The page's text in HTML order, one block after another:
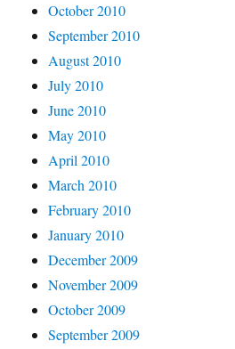
October 2010
September 2010
August 2010
July 2010
June 2010
May 2010
April 2010
March 2010
February 2010
January 2010
December 2009
November 2009
October 2009
September 2009